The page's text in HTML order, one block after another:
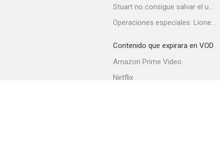
Stuart no consigue salvar el universo
Operaciones especiales: Lioness
Contenido que expirara en VOD
Amazon Prime Video
Netflix